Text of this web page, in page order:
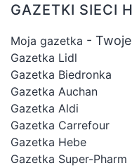
GAZETKI SIECI
Moja gazetka -
Gazetka Lidl
Gazetka Biedronka
Gazetka Auchan
Gazetka Aldi
Gazetka Carrefour
Gazetka Hebe
Gazetka Super-Pharm